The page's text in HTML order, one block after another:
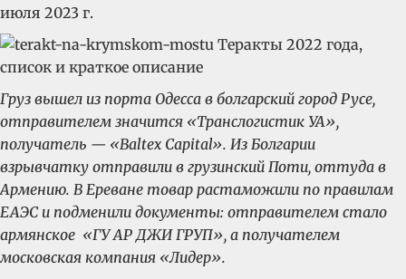
июля 2023 г.
Груз вышел из порта Одесса в болгарский город Русе,
отправителем значится «Транслогистик УА»,
получатель — «Baltex Capital». Из Болгарии
взрывчатку отправили в грузинский Поти, оттуда в
Армению. В Ереване товар растаможили по правилам
ЕАЭС и подменили документы: отправителем стало
армянское «ГУ АР ДЖИ ГРУП», а получателем
московская компания «Лидер».